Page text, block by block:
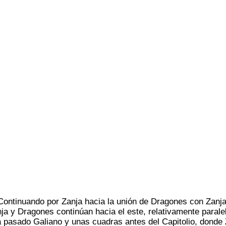
por Zanja hacia la unión de Dragones con
y Dragones continúan hacia el este, relativamente
pasado Galiano y unas cuadras antes del Capitolio, donde